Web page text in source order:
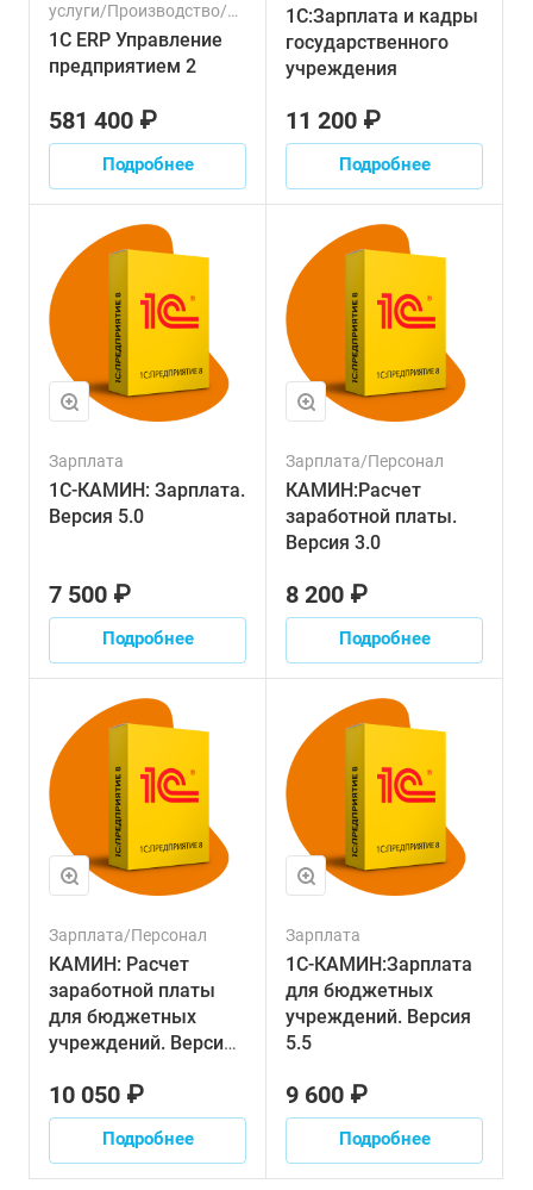
услуги/Производство/
Строительство/
Управленческий учет/
Сельское хозяйство/
Склад/Торговля/
Логистика/Финансовый
сектор/Транспорт/
Налоги/Зарплата/
Персонал/Продажи/
1С ERP Управление
предприятием 2
581 400 ₽
Подробнее
1С:Зарплата и кадры
государственного
учреждения
11 200 ₽
Подробнее
Зарплата
1С-КАМИН: Зарплата.
Версия 5.0
7 500 ₽
Подробнее
Зарплата/Персонал
КАМИН:Расчет
заработной платы.
Версия 3.0
8 200 ₽
Подробнее
Зарплата/Персонал
КАМИН: Расчет
заработной платы
для бюджетных
учреждений. Версия
10 050 ₽
Подробнее
Зарплата
1С-КАМИН:Зарплата
для бюджетных
учреждений. Версия
5.5
9 600 ₽
Подробнее